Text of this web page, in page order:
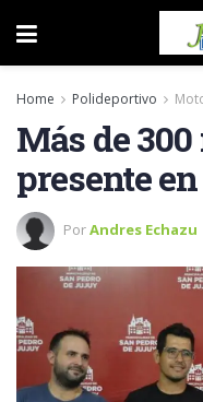
Home Polideportivo
Más de
presente
PorAndres Echazu